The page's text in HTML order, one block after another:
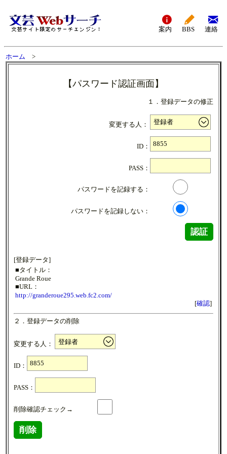
案内 BBS 連絡
ホーム >
【パスワード認証画面】
１．登録データの修正
変更する人：
ID：
PASS：
パスワードを記録する：
パスワードを記録しない：
認証
[登録データ]
■タイトル：
Grande Roue
■URL：
http://granderoue295.web.fc2.com/
[確認]
２．登録データの削除
変更する人：
ID：
PASS：
削除確認チェック→
削除